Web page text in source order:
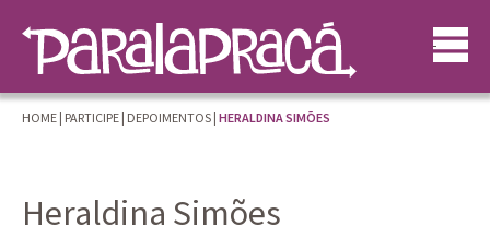
HOME | PARTICIPE | DEPOIMENTOS | HERALDINA SIMÕES
Heraldina Simões